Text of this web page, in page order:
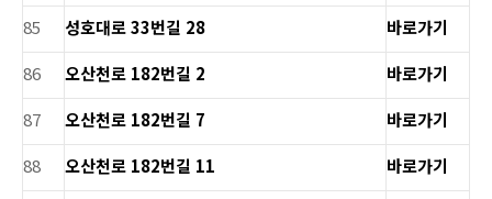
85
성호대로 33번길 28
바로가기
86
오산천로 182번길 2
바로가기
87
오산천로 182번길 7
바로가기
88
오산천로 182번길 11
바로가기